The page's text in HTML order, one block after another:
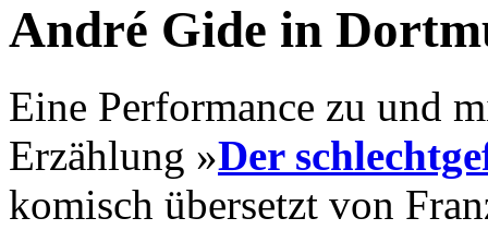
André Gide in
Eine Performance zu und
Erzählung »Der
komisch übersetzt von